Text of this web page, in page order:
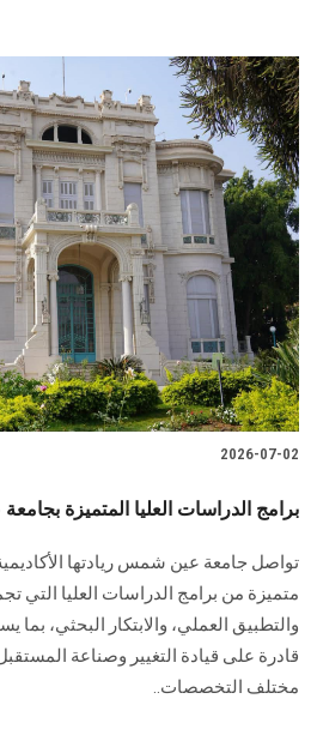
2026-07-02
برامج الدراسات العليا المتميزة
تواصل جامعة عين شمس ريادتها
متميزة من برامج الدراسات العليا التي
والتطبيق العملي، والابتكار البحثي، بما
قادرة على قيادة التغيير وصناعة
مختلف التخصصات..